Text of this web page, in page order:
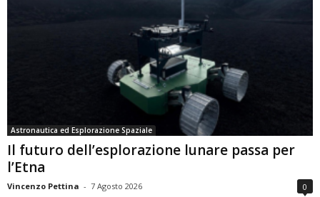
Astronautica ed Esplorazione Spaziale
Il futuro dell’esplorazione lunare passa per
l’Etna
Vincenzo Pettina - 7 Agosto 2026 0